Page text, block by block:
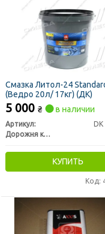
Смазка Литол-24
(Ведро 20л/ 17кг) (ДК)
5 000 ₴ в наличии
Артикул:
Дорожня карта
КУПИТЬ
Код: